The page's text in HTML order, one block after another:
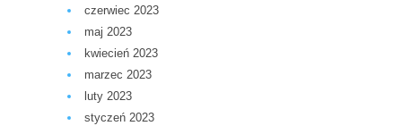
czerwiec 2023
maj 2023
kwiecień 2023
marzec 2023
luty 2023
styczeń 2023